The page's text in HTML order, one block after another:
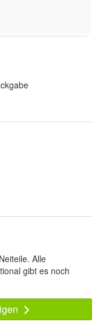
Alle
gibt es noch